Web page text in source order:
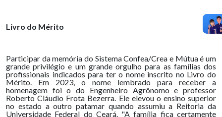
Livro do Mérito
Participar da memória do Sistema Confea/Crea e Mútua é um
grande privilégio e um grande orgulho para as famílias dos
profissionais indicados para ter o nome inscrito no Livro do
Mérito. Em 2023, o nome lembrado para receber a
homenagem foi o do Engenheiro Agrônomo e professor
Roberto Cláudio Frota Bezerra. Ele elevou o ensino superior
no estado a outro patamar quando assumiu a Reitoria da
Universidade Federal do Ceará. "A família fica certamente